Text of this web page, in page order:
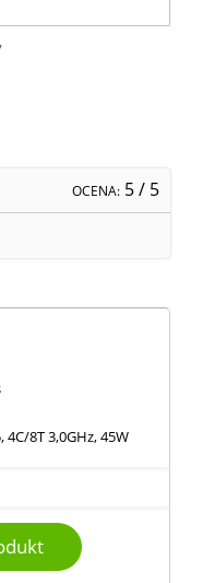
OCENA: 5/ 5
4C/8T 3,0GHz, 45W